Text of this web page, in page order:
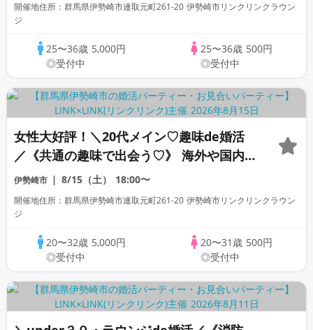
開催地住所：群馬県伊勢崎市連取元町261-20 伊勢崎市リンクリンクラウン
ジ
25〜36歳 5,000円
◎受付中
25〜36歳 500円
◎受付中
女性大好評！＼20代メイン♡趣味de婚活
／《共通の趣味で出会う♡》 海外や国内
旅行・カフェ・散歩・グルメが好き＆年収
500万円以上の男性
伊勢崎市 8/15（土） 18:00〜
開催地住所：群馬県伊勢崎市連取元町261-20 伊勢崎市リンクリンクラウン
ジ
20〜32歳 5,000円
◎受付中
20〜31歳 500円
◎受付中